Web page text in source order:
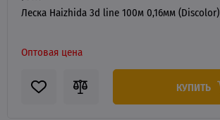
Леска Haizhida 3d line 100м 0,16мм (Discolor)
Оптовая цена
КУПИТЬ